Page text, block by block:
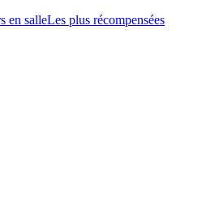
en salleLes plus récompensées